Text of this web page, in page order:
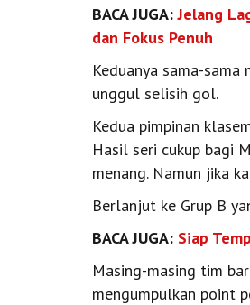
BACA JUGA:Jelang
dan Fokus Penuh
Keduanya sama-
unggul selisih gol.
Kedua pimpinan
Hasil seri cukup bagi
menang. Namun jika
Berlanjut ke Grup B
BACA JUGA: Siap
Masing-masing tim
mengumpulkan point